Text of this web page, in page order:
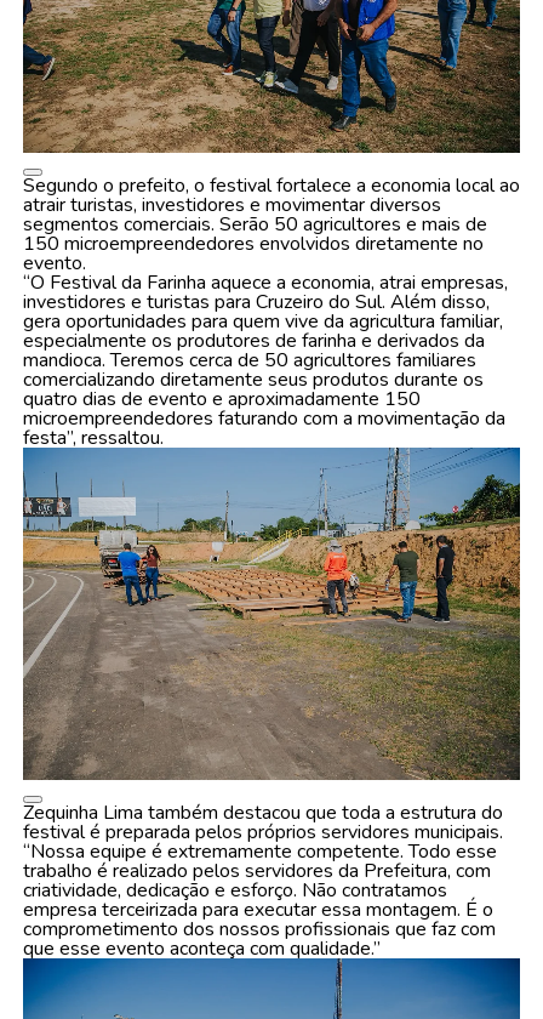
Segundo o prefeito, o festival fortalece a economia local ao
atrair turistas, investidores e movimentar diversos
segmentos comerciais. Serão 50 agricultores e mais de
150 microempreendedores envolvidos diretamente no
evento.
“O Festival da Farinha aquece a economia, atrai empresas,
investidores e turistas para Cruzeiro do Sul. Além disso,
gera oportunidades para quem vive da agricultura familiar,
especialmente os produtores de farinha e derivados da
mandioca. Teremos cerca de 50 agricultores familiares
comercializando diretamente seus produtos durante os
quatro dias de evento e aproximadamente 150
microempreendedores faturando com a movimentação da
festa”, ressaltou.
Zequinha Lima também destacou que toda a estrutura do
festival é preparada pelos próprios servidores municipais.
“Nossa equipe é extremamente competente. Todo esse
trabalho é realizado pelos servidores da Prefeitura, com
criatividade, dedicação e esforço. Não contratamos
empresa terceirizada para executar essa montagem. É o
comprometimento dos nossos profissionais que faz com
que esse evento aconteça com qualidade.”